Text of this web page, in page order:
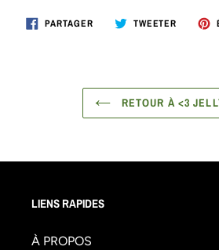
PARTAGERPARTAGER
SUR
TWEETER
RETOUR À <3
LIENS RAPIDES
À PROPOS